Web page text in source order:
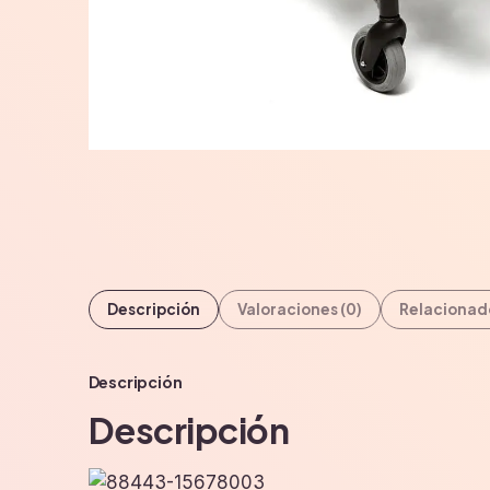
Descripción Valoraciones (0)
Descripción
Descripción